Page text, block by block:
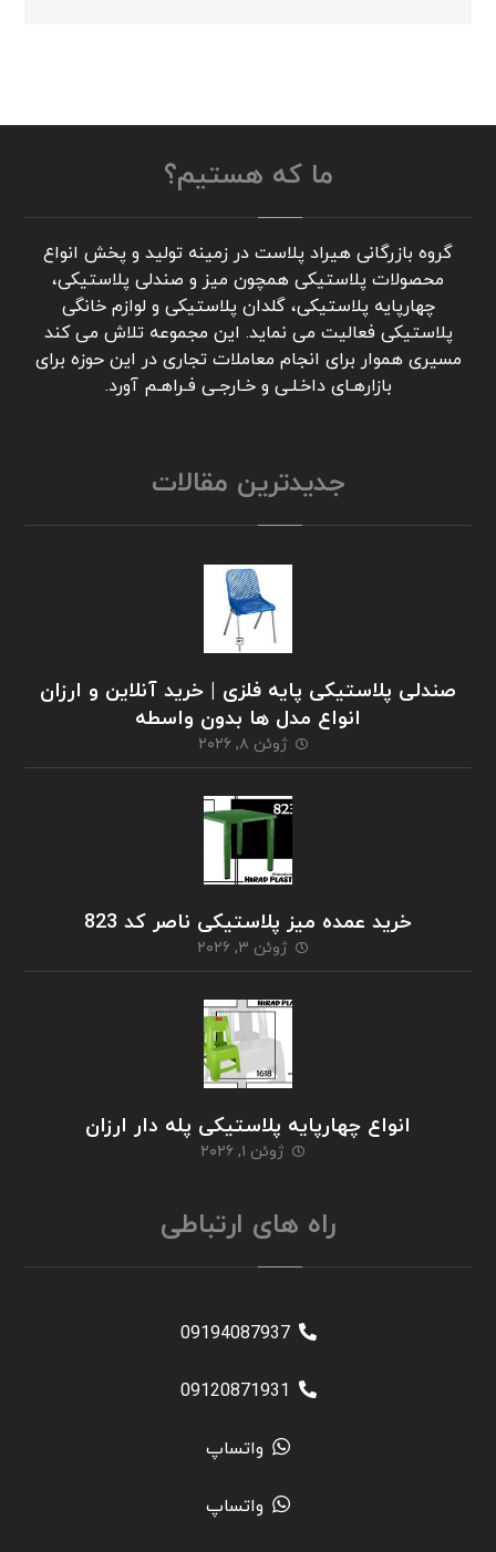
ما که هستیم؟
گروه بازرگانی هیراد پلاست در زمینه تولید و پخش انواع
محصولات پلاستیکی همچون میز و صندلی پلاستیکی،
چهارپایه پلاستیکی، گلدان پلاستیکی و لوازم خانگی
پلاستیکی فعالیت می نماید. این مجموعه تلاش می کند
مسیری هموار برای انجام معاملات تجاری در این حوزه برای
بازارهـای داخـلـی و خـارجـی فـراهـم آورد.
جدیدترین مقالات
صندلی پلاستیکی پایه فلزی | خرید آنلاین و ارزان
انواع مدل ها بدون واسطه
ژوئن ۸, ۲۰۲۶
خرید عمده میز پلاستیکی ناصر کد 823
ژوئن ۳, ۲۰۲۶
انواع چهارپایه پلاستیکی پله دار ارزان
ژوئن ۱, ۲۰۲۶
راه های ارتباطی
09194087937
09120871931
واتساپ
واتساپ